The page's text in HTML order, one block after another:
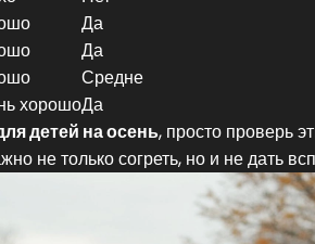
Да
Да
Средне
хорошоДа
детей на осень, просто проверь
не только согреть, но и не дать